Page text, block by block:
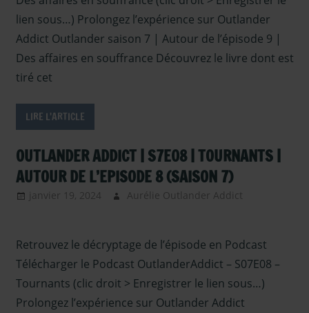
Outlander
lien sous…) Prolongez l’expérience sur Outlander
Addict Outlander saison 7 | Autour de l’épisode 9 |
Des affaires en souffrance Découvrez le livre dont est
tiré cet
LIRE L'ARTICLE
OUTLANDER ADDICT | S7E08 | TOURNANTS |
AUTOUR DE L’EPISODE 8 (SAISON 7)
janvier 19, 2024
Aurélie Outlander Addict
Saison 7
podcast
Serie TV
Retrouvez le décryptage de l’épisode en Podcast
Télécharger le Podcast OutlanderAddict – S07E08 –
Tournants (clic droit > Enregistrer le lien sous…)
Prolongez l’expérience sur Outlander Addict